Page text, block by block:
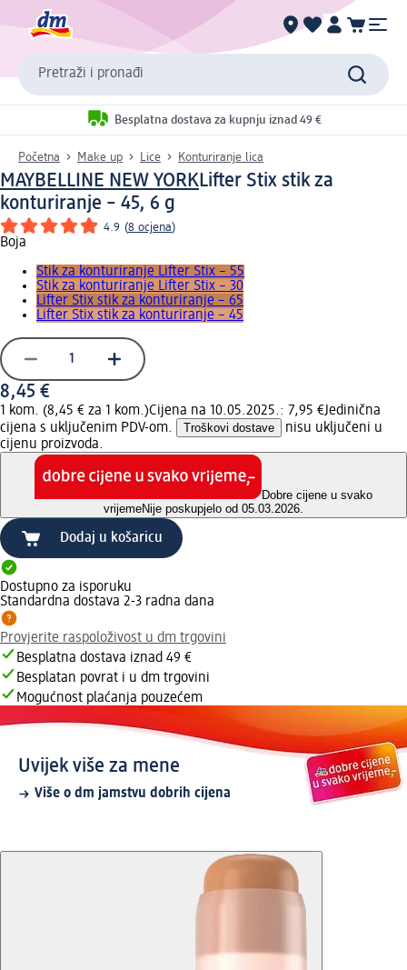
Pretraži i pronađi
Besplatna dostava za kupnju iznad 49 €
Početna Make up Lice Konturiranje lica
MAYBELLINE NEW YORKLifter Stix stik za
konturiranje – 45, 6 g
4.9 (8 ocjena)
Boja
Stik za konturiranje Lifter Stix – 55
Stik za konturiranje Lifter Stix – 30
Lifter Stix stik za konturiranje – 65
Lifter Stix stik za konturiranje – 45
8,45 €
1 kom. (8,45 € za 1 kom.)Cijena na 10.05.2025.: 7,95 €Jedinična
cijena s uključenim PDV-om.
Troškovi dostave
nisu uključeni u
cijenu proizvoda.
Dobre cijene u svako
vrijemeNije poskupjelo od 05.03.2026.
Dodaj u košaricu
Dostupno za isporuku
Standardna dostava 2-3 radna dana
Provjerite raspoloživost u dm trgovini
Besplatna dostava iznad 49 €
Besplatan povrat i u dm trgovini
Mogućnost plaćanja pouzećem
Uvijek više za mene
Više o dm jamstvu dobrih cijena